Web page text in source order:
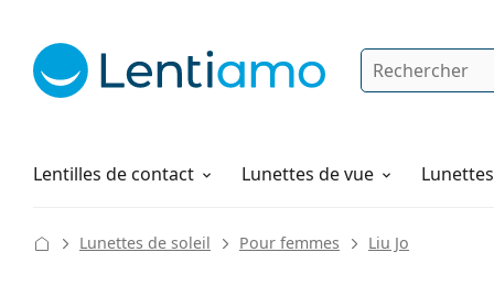
Rechercher
Lentilles de contact
Produits d'entretien Lunettes de vue
Comment commander
Lunettes de soleil Pour femmes Liu Jo